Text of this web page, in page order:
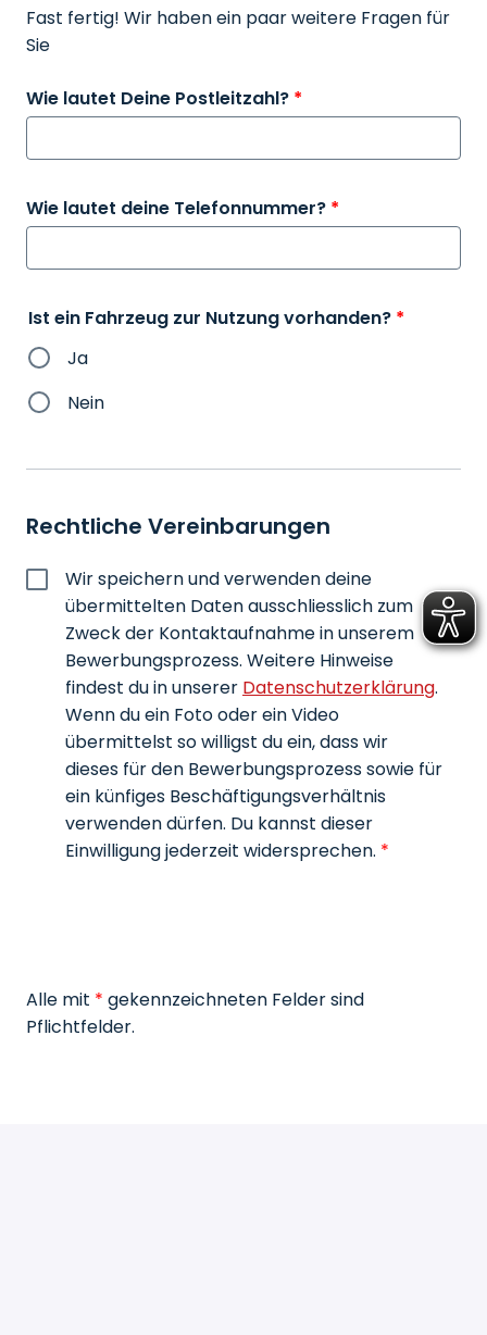
Fast fertig! Wir haben ein paar weitere Fragen für
Sie
Wie lautet Deine Postleitzahl? *
Wie lautet deine Telefonnummer? *
Ist ein Fahrzeug zur Nutzung vorhanden? *
Ja
Nein
Rechtliche Vereinbarungen
Wir speichern und verwenden deine
übermittelten Daten ausschliesslich zum
Zweck der Kontaktaufnahme in unserem
Bewerbungsprozess. Weitere Hinweise
findest du in unserer Datenschutzerklärung.
Wenn du ein Foto oder ein Video
übermittelst so willigst du ein, dass wir
dieses für den Bewerbungsprozess sowie für
ein künfiges Beschäftigungsverhältnis
verwenden dürfen. Du kannst dieser
Einwilligung jederzeit widersprechen.
Alle mit * gekennzeichneten Felder sind
Pflichtfelder.